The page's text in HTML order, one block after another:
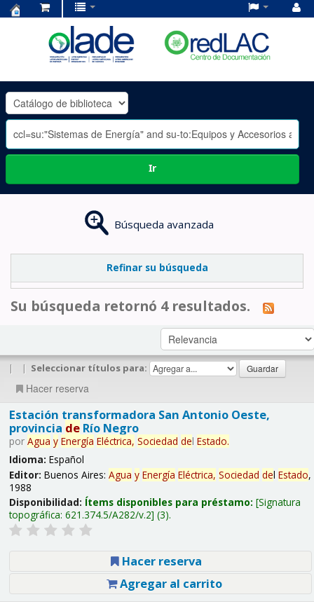
OLADE
-
Ir
Búsqueda avanzada
Refinar su búsqueda
Su búsqueda retornó 4 resultados.
| | Seleccionar títulos para:
Hacer reserva
Estación transformadora San Antonio Oeste,
provincia deRío Negro
por Agua y Energía Eléctrica, Sociedad del Estado.
Idioma: Español
Editor: Buenos Aires: Agua y Energía Eléctrica, Sociedad del Estado,
1988
Disponibilidad: Ítems disponibles para préstamo: Signatura
topográfica: 621.374.5/A282/v.2 (3).
Hacer reserva
Agregar al carrito